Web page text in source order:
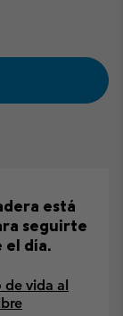
está
seguirte
día.
de vida al